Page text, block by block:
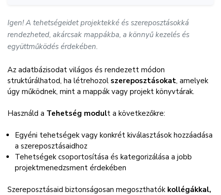
Igen! A tehetségeidet projektekké és szereposztásokká
rendezheted, akárcsak mappákba, a könnyű kezelés és
együttműködés érdekében.
Az adatbázisodat világos és rendezett módon
struktúrálhatod, ha létrehozol szereposztásokat, amelyek
úgy működnek, mint a mappák vagy projekt könyvtárak.
Használd a Tehetség modult a következőkre:
Egyéni tehetségek vagy konkrét kiválasztások hozzáadása
a szereposztásaidhoz
Tehetségek csoportosítása és kategorizálása a jobb
projektmenedzsment érdekében
Szereposztásaid biztonságosan megoszthatók kollégákkal,